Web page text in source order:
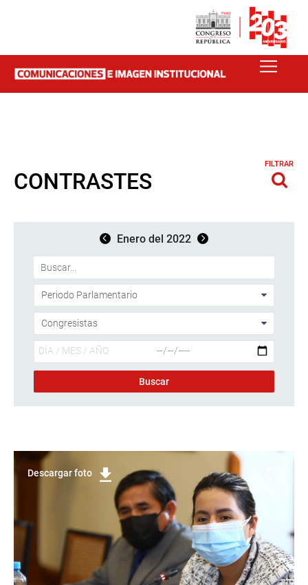
CONTRASTES
FILTRAR
Enero del 2022
Descargar foto